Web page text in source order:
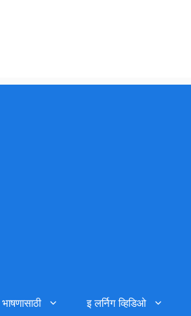
भाषणासाठी इ लर्निग व्हिडिओ